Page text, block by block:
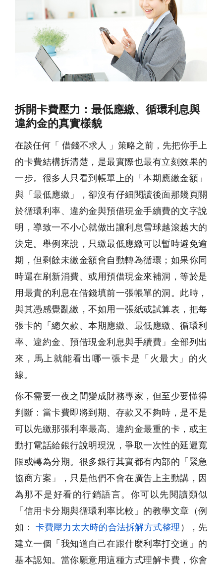
拆開卡費壓力：最低應繳、循環利息與
違約金的真實樣貌
在談任何「 借錢不求人 」策略之前，先把你手上
的卡費結構拆清楚，是最實際也最有立刻效果的
一步。很多人只看到帳單上的「本期應繳金額」
與「最低應繳」，卻沒有仔細閱讀後面那幾頁關
於循環利率、違約金與預借現金手續費的文字說
明，導致一不小心就做出讓利息雪球越滾越大的
決定。舉例來說，只繳最低應繳可以暫時避免逾
期，但剩餘未繳金額會自動轉為循環；如果你同
時還在刷新消費、或用預借現金來補洞，等於是
用最貴的利息在借錢填前一張帳單的洞。此時，
與其憑感覺亂繳，不如用一張紙或試算表，把每
張卡的「總欠款、本期應繳、最低應繳、循環利
率、違約金、預借現金利息與手續費」全部列出
來，馬上就能看出哪一張卡是「火最大」的火
線。
你不需要一夜之間變成財務專家，但至少要懂得
判斷：當卡費即將到期、存款又不夠時，是不是
可以先繳那張利率最高、違約金最重的卡，或主
動打電話給銀行說明現況，爭取一次性的延遲寬
限或轉為分期。很多銀行其實都有內部的「緊急
協商方案」，只是他們不會在廣告上主動講，因
為那不是好看的行銷語言。你可以先閱讀類似
「信用卡分期與循環利率比較」的教學文章（例
如：
卡費壓力太大時的合法拆解方式整理 ），先
建立一個「我知道自己在跟什麼利率打交道」的
基本認知。當你願意用這種方式理解卡費，你會